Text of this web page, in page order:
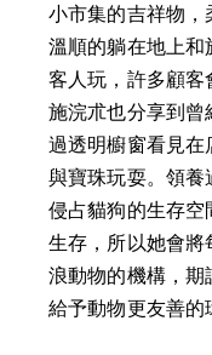
小市集的吉祥物，
溫順的躺在地上和
客人玩，許多顧客
施浣朮也分享到曾
過透明櫥窗看見在
與寶珠玩耍。領
侵占貓狗的生存空
生存，所以她會
浪動物的機構，期
給予動物更友善的